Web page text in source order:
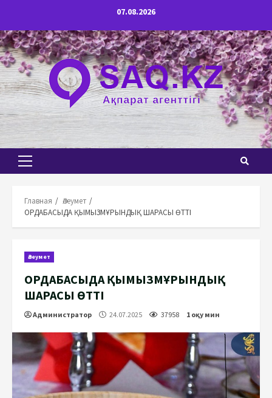
содержимому
07.08.2026
Основное
Главная
Әлеумет
ОРДАБАСЫДА ҚЫМЫЗМҰРЫНДЫҚ ШАРАСЫ ӨТТІ
Әлеумет
ОРДАБАСЫДА ҚЫМЫЗМҰРЫНДЫҚ
ШАРАСЫ ӨТТІ
Администратор 24.07.2025 37958 1 оқу мин